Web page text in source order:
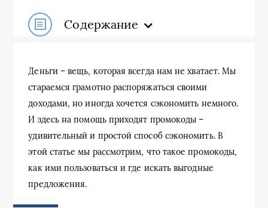
Содержание
Деньги – вещь, которая всегда нам не хватает. Мы
стараемся грамотно распоряжаться своими
доходами, но иногда хочется сэкономить немного.
И здесь на помощь приходят промокоды –
удивительный и простой способ сэкономить. В
этой статье мы рассмотрим, что такое промокоды,
как ими пользоваться и где искать выгодные
предложения.